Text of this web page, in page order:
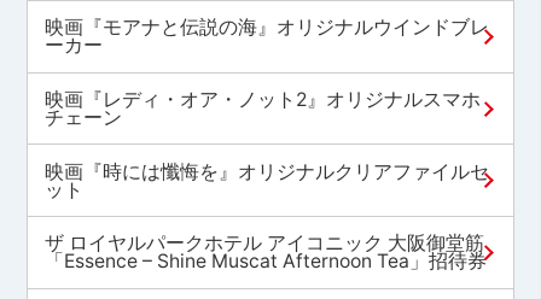
映画『モアナと伝説の海』オリジナルウインドブレ
ーカー
映画『レディ・オア・ノット2』オリジナルスマホ
チェーン
映画『時には懺悔を』オリジナルクリアファイルセ
ット
ザ ロイヤルパークホテル アイコニック 大阪御堂筋
「Essence – Shine Muscat Afternoon Tea」招待券